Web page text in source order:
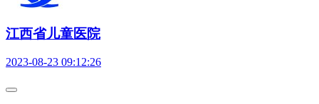
江西省儿童医院
2023-08-23 09:12:26